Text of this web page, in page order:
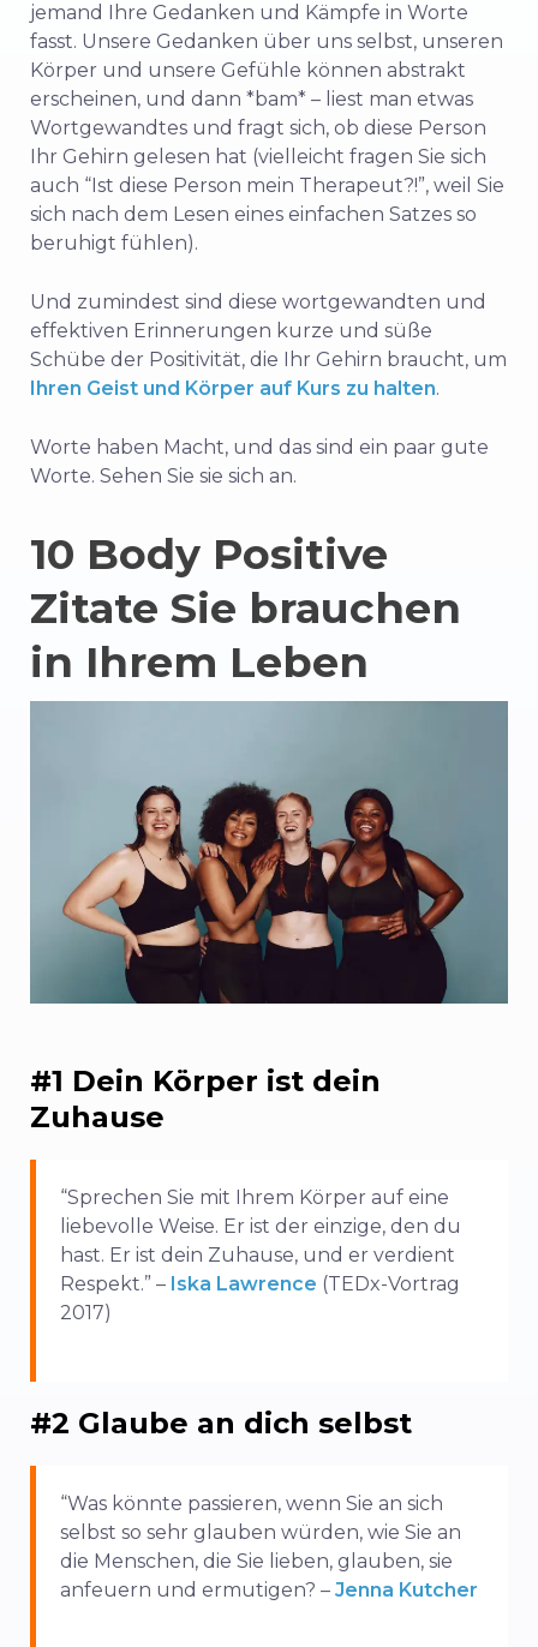
jemand Ihre Gedanken und Kämpfe in Worte
fasst. Unsere Gedanken über uns selbst, unseren
Körper und unsere Gefühle können abstrakt
erscheinen, und dann *bam* – liest man etwas
Wortgewandtes und fragt sich, ob diese Person
Ihr Gehirn gelesen hat (vielleicht fragen Sie sich
auch “Ist diese Person mein Therapeut?!”, weil Sie
sich nach dem Lesen eines einfachen Satzes so
beruhigt fühlen).
Und zumindest sind diese wortgewandten und
effektiven Erinnerungen kurze und süße
Schübe der Positivität, die Ihr Gehirn braucht, um
Ihren Geist und Körper auf Kurs zu halten.
Worte haben Macht, und das sind ein paar gute
Worte. Sehen Sie sie sich an.
10 Body Positive
Zitate Sie brauchen
in Ihrem Leben
#1 Dein Körper ist dein
Zuhause
“Sprechen Sie mit Ihrem Körper auf eine
liebevolle Weise. Er ist der einzige, den du
hast. Er ist dein Zuhause, und er verdient
Respekt.” – Iska Lawrence (TEDx-Vortrag
2017)
#2 Glaube an dich selbst
“Was könnte passieren, wenn Sie an sich
selbst so sehr glauben würden, wie Sie an
die Menschen, die Sie lieben, glauben, sie
anfeuern und ermutigen? – Jenna Kutcher